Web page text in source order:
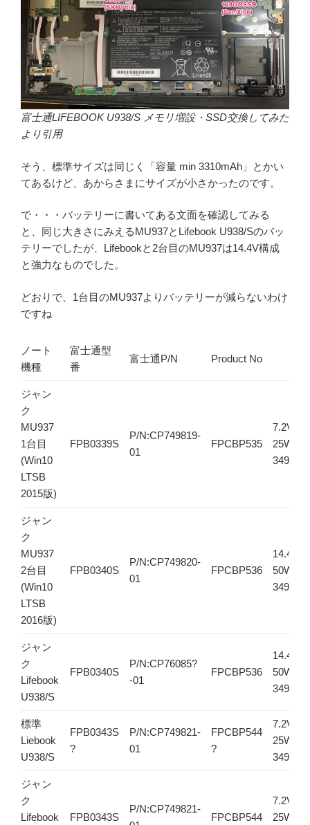
富士通LIFEBOOK U938/S メモリ増設・SSD交換してみた
より引用
そう、標準サイズは同じく「容量 min 3310mAh」とかい
てあるけど、あからさまにサイズが小さかったのです。
で・・・バッテリーに書いてある文面を確認してみる
と、同じ大きさにみえるMU937とLifebook U938/Sのバッ
テリーでしたが、Lifebookと2台目のMU937は14.4V構成
と強力なものでした。
どおりで、1台目のMU937よりバッテリーが減らないわけ
ですね
ノート
機種
富士通型
番
富士通P/N Product No
ジャン
ク
MU937
1台目
(Win10
LTSB
2015版)
FPB0339S
P/N:CP749819-
01
FPCBP535
7.2V
25Wh
ジャン
ク
MU937
2台目
(Win10
LTSB
2016版)
FPB0340S
P/N:CP749820-
01
FPCBP536
14.4V
50Wh
ジャン
ク
Lifebook
U938/S
FPB0340S
P/N:CP76085?
-01
FPCBP536
14.4V
50Wh
標準
Liebook
U938/S
FPB0343S
?
P/N:CP749821-
01
FPCBP544
?
7.2V
25Wh
ジャン
ク
Lifebook
FPB0343S
P/N:CP749821-
FPCBP544
7.2V
25Wh